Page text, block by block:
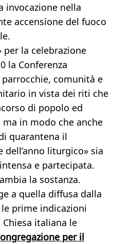
invocazione nella
accensione del fuoco
la celebrazione
la Conferenza
comunità e
in vista dei riti che
di popolo ed
in modo che anche
quarantena il
liturgico» sia
e partecipata.
la sostanza.
a quella diffusa dalla
prime indicazioni
italiana le
per il